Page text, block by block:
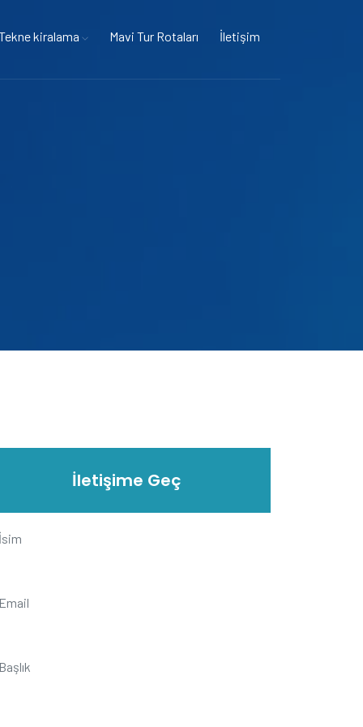
kiralama Mavi Tur Rotaları İletişim
İletişime Geç